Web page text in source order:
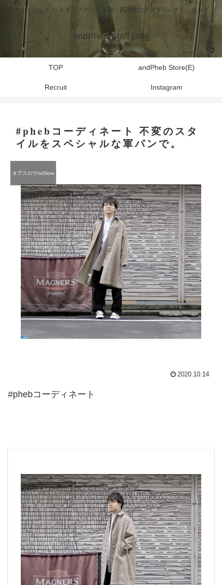
アンドフェブ の スタッフブログ 東京・高円寺のメンズセレクトショップ
andPheb Staff Blog
TOP andPheb Store(E)
Recruit Instagram
#phebコーディネート 不変のスタ
イルをスペシャルな軍パンで。
オアスロウ/orSlow
2020.10.14
#phebコーディネート